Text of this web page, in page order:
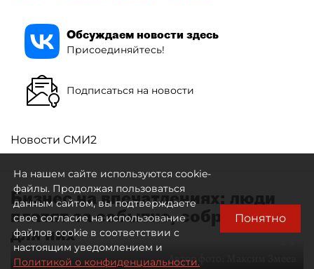
Обсуждаем новости здесь
Присоединяйтесь!
Подписаться на новости
Новости СМИ2
Бизнес на впечатлениях: люди
платят за событие, собранное
для них
Автор фото:
На нашем сайте используются cookie-
файлы. Продолжая пользоваться
данным сайтом, вы подтверждаете
свое согласие на использование
файлов cookie в соответствии с
настоящим уведомлением и
Политикой о конфиденциальности.
Понятно